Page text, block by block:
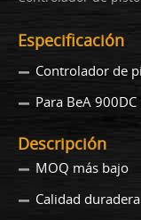
Especificación
Controlador de
Para BeA 900DC
Descripción
MOQ más bajo
Calidad duradera